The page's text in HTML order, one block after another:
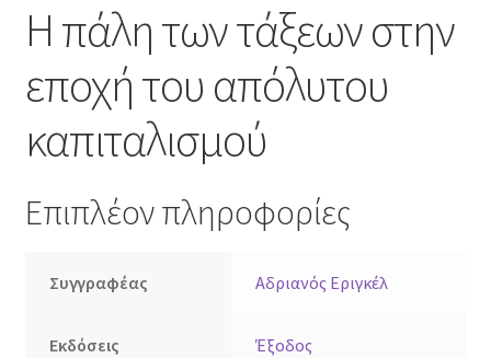
Επικοινωνία
Η πάλη των τάξεων στην
εποχή του απόλυτου
καπιταλισμού
Επιπλέον πληροφορίες
Συγγραφέας Αδριανός Εριγκέλ
Εκδόσεις Έξοδος